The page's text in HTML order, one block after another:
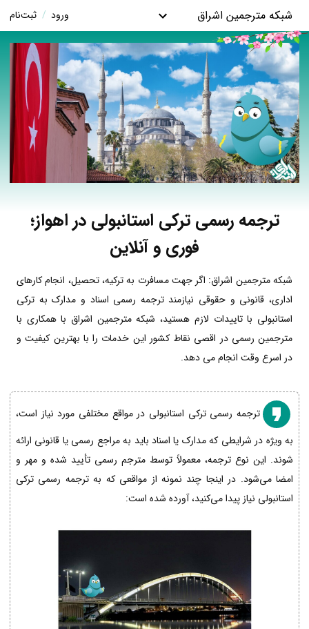
شبکه مترجمین اشراق ورود / ثبت‌نام
ترجمه رسمی ترکی استانبولی در اهواز؛
فوری و آنلاین
شبکه مترجمین اشراق: اگر جهت مسافرت به ترکیه، تحصیل، انجام کارهای
اداری، قانونی و حقوقی نیازمند ترجمه رسمی اسناد و مدارک به ترکی
استانبولی با تاییدات لازم هستید، شبکه مترجمین اشراق با همکاری با
مترجمین رسمی در اقصی نقاط کشور این خدمات را با بهترین کیفیت و
در اسرع وقت انجام می دهد.
ترجمه رسمی ترکی استانبولی در مواقع مختلفی مورد نیاز است،
به ویژه در شرایطی که مدارک یا اسناد باید به مراجع رسمی یا قانونی ارائه
شوند. این نوع ترجمه، معمولاً توسط مترجم رسمی تأیید شده و مهر و
امضا می‌شود. در اینجا چند نمونه از مواقعی که به ترجمه رسمی ترکی
استانبولی نیاز پیدا می‌کنید، آورده شده است: